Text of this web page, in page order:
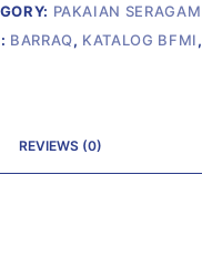
PAKAIAN SERAGAM
BARRAQ, KATALOG BFMI,
REVIEWS (0)